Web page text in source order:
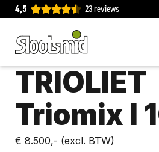
4,5 23 reviews
TRIOLIET
Triomix I
€ 8.500,- (excl. BTW)